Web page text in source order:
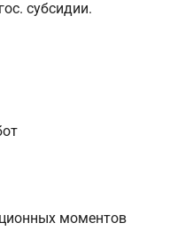
субсидии.
моментов